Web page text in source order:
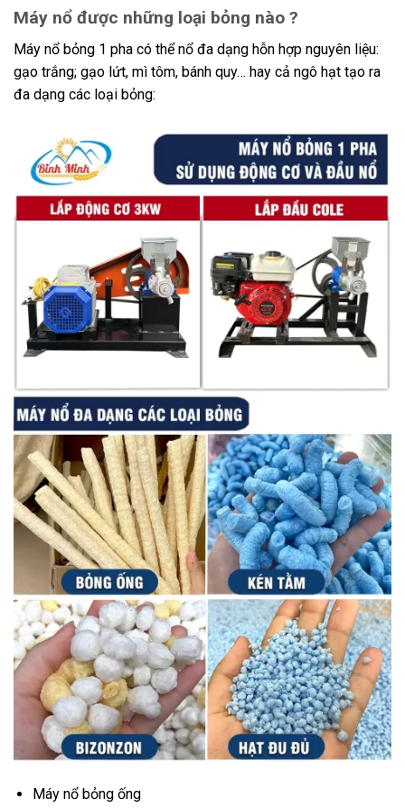
Máy nổ được những loại bỏng nào ?
Máy nổ bỏng 1 pha có thể nổ đa dạng hỗn hợp nguyên liệu:
gạo trắng; gạo lứt, mì tôm, bánh quy… hay cả ngô hạt tạo ra
đa dạng các loại bỏng:
Máy nổ bỏng ống